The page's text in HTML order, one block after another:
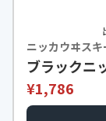
ニッカウヰスキ
ブラックニ
¥1,786